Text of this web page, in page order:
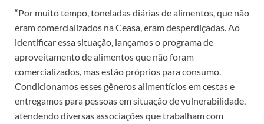
“Por muito tempo, toneladas diárias de alimentos, que não
eram comercializados na Ceasa, eram desperdiçadas. Ao
identificar essa situação, lançamos o programa de
aproveitamento de alimentos que não foram
comercializados, mas estão próprios para consumo.
Condicionamos esses gêneros alimentícios em cestas e
entregamos para pessoas em situação de vulnerabilidade,
atendendo diversas associações que trabalham com